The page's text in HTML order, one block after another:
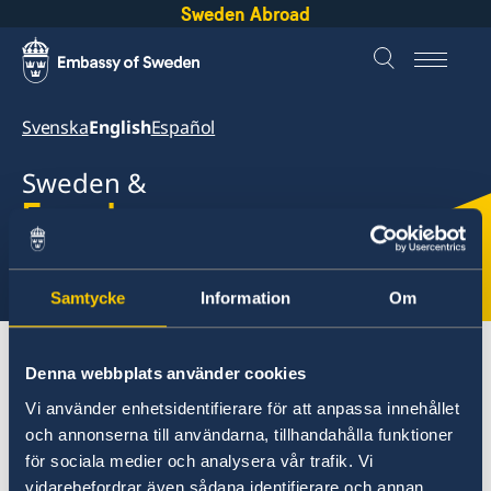
Samtycke Information Om
Denna webbplats använder cookies
Vi använder enhetsidentifierare för att anpassa innehållet
och annonserna till användarna, tillhandahålla funktioner
för sociala medier och analysera vår trafik. Vi
vidarebefordrar även sådana identifierare och annan
Sweden Abroad
SvenskaEnglishEspañol
Sweden &
Ecuador
Select
here
Ecuador
Going to Sweden?(2)